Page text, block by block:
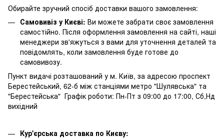
Обирайте зручний спосіб доставки вашого замовлення:
Самовивіз у Києві: Ви можете забрати своє замовлення
самостійно. Після оформлення замовлення на сайті, наші
менеджери зв'яжуться з вами для уточнення деталей та
повідомлять, коли замовлення буде готове до
самовивозу.
Пункт видачі розташований у м. Київ, за адресою проспект
Берестейський, 62-б між станціями метро "Шулявська" та
"Берестейська" Графік роботи: Пн-Пт з 09:00 до 17:00, Сб,Нд
вихідний
Кур'єрська доставка по Києву: